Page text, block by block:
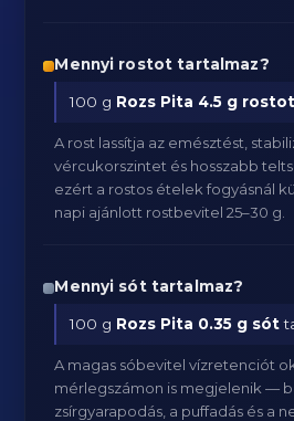
Mennyi rostot tartalmaz?
100 g Rozs Pita 4.5 g rostot
A rost lassítja az emésztést,
vércukorszintet és hosszabb
ezért a rostos ételek fogyásnál
napi ajánlott rostbevitel 25–30 g.
Mennyi sót tartalmaz?
100 g Rozs Pita 0.35 g sót
A magas sóbevitel vízretenciót
mérlegszámon is megjelenik —
zsírgyarapodás, a puffadás és a